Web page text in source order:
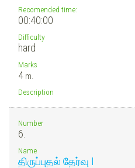
Recomended time:
00:40:00
Difficulty
hard
Marks
4 m.
Description
Number
6.
Name
திருப்புதல் தேர்வு I